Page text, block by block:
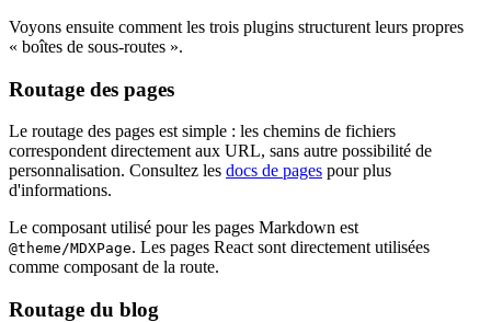
Voyons ensuite comment les trois plugins structurent leurs propres
« boîtes de sous-routes ».
Routage des pages
Le routage des pages est simple : les chemins de fichiers
correspondent directement aux URL, sans autre possibilité de
personnalisation. Consultez les docs de pages pour plus
d'informations.
Le composant utilisé pour les pages Markdown est
@theme/MDXPage. Les pages React sont directement utilisées
comme composant de la route.
Routage du blog